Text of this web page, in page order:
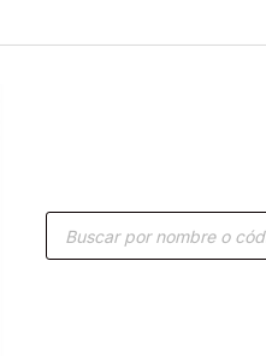
Búsqueda de productos